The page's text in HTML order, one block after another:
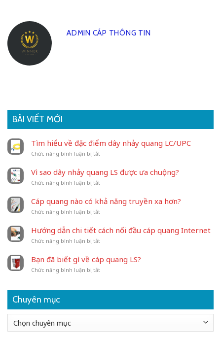
ADMIN CÁP THÔNG TIN
BÀI VIẾT MỚI
Tìm hiểu về đặc điểm dây nhảy quang LC/UPC
Chức năng bình luận bị tắtở
về
đặc
dây
nhảy
quang
Vì sao dây nhảy quang LS được ưa chuộng?
Chức năng bình luận bị tắtở
sao
dây
nhảy
LS
được
ưa
Cáp quang nào có khả năng truyền xa hơn?
Chức năng bình luận bị tắtở
quang
nào
có
truyền
xa
Hướng dẫn chi tiết cách nối đầu cáp quang Internet
Chức năng bình luận bị tắtở
chi
tiết
đầu
Internet
Bạn đã biết gì về cáp quang LS?
Chức năng bình luận bị tắtở
biết
cáp
Chuyên mục
mục